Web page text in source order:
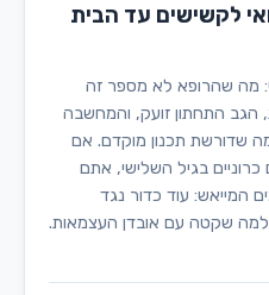
לקשישים עד הבית
מה שהרופא לא מספר זה
הגב התחתון זועק, והמחשבה
שדורשת תכנון מוקדם. אם
בגיל השלישי, אתם
המייאש: עוד כדור נגד
שקטה עם אובדן העצמאות.